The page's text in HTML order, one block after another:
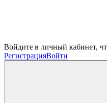
Войдите в личный кабинет,
РегистрацияВойти